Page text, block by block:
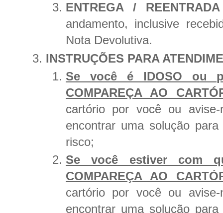
ENTREGA / REENTRADA
andamento, inclusive
Nota Devolutiva.
INSTRUÇÕES PARA
Se você é IDOSO ou
COMPAREÇA AO
cartório por você ou
encontrar uma solução
risco;
Se você estiver com
COMPAREÇA AO
cartório por você ou
encontrar uma solução